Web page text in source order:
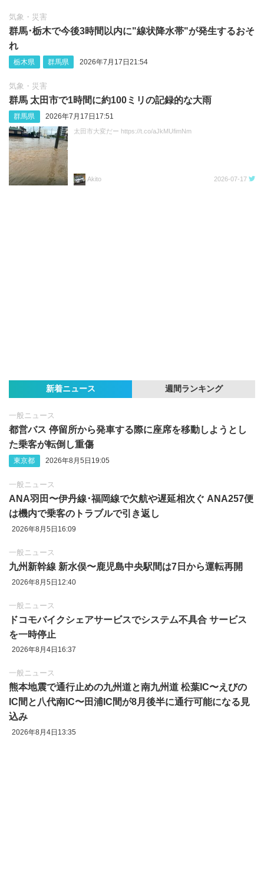
気象・災害
群馬･栃木で今後3時間以内に"線状降水帯"が発生するおそ
れ
栃木県 群馬県 2026年7月17日21:54
気象・災害
群馬 太田市で1時間に約100ミリの記録的な大雨
群馬県 2026年7月17日17:51
太田市大変だー https://t.co/aJkMUfimNm
Akito 2026-07-17
新着ニュース 週間ランキング
一般ニュース
都営バス 停留所から発車する際に座席を移動しようとし
た乗客が転倒し重傷
東京都 2026年8月5日19:05
一般ニュース
ANA羽田〜伊丹線･福岡線で欠航や遅延相次ぐ ANA257便
は機内で乗客のトラブルで引き返し
2026年8月5日16:09
一般ニュース
九州新幹線 新水俣〜鹿児島中央駅間は7日から運転再開
2026年8月5日12:40
一般ニュース
ドコモバイクシェアサービスでシステム不具合 サービス
を一時停止
2026年8月4日16:37
一般ニュース
熊本地震で通行止めの九州道と南九州道 松葉IC〜えびの
IC間と八代南IC〜田浦IC間が8月後半に通行可能になる見
込み
2026年8月4日13:35